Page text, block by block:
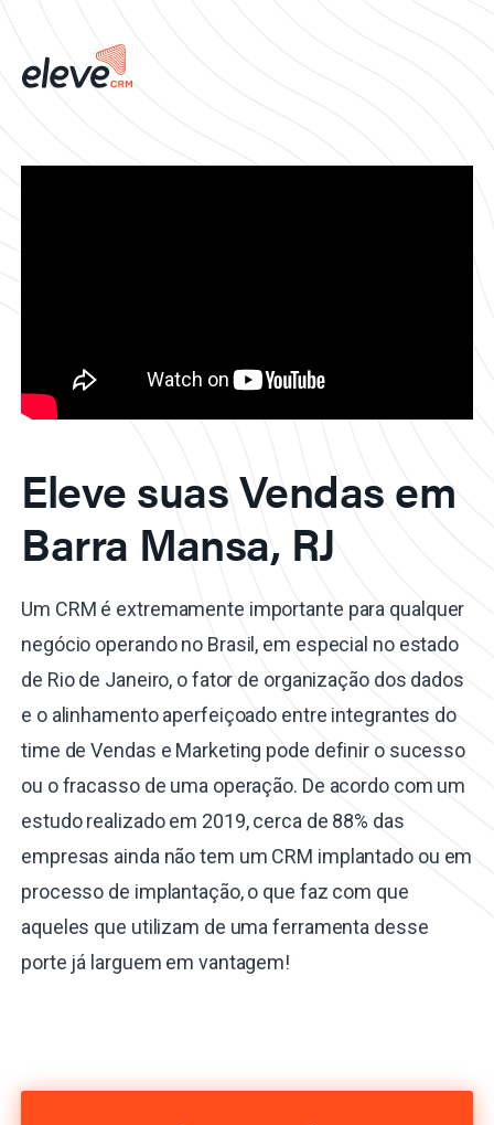
Eleve suas Vendas em
Barra Mansa, RJ
Um CRM é extremamente importante para qualquer
negócio operando no Brasil, em especial no estado
de Rio de Janeiro, o fator de organização dos dados
e o alinhamento aperfeiçoado entre integrantes do
time de Vendas e Marketing pode definir o sucesso
ou o fracasso de uma operação. De acordo com um
estudo realizado em 2019, cerca de 88% das
empresas ainda não tem um CRM implantado ou em
processo de implantação, o que faz com que
aqueles que utilizam de uma ferramenta desse
porte já larguem em vantagem!